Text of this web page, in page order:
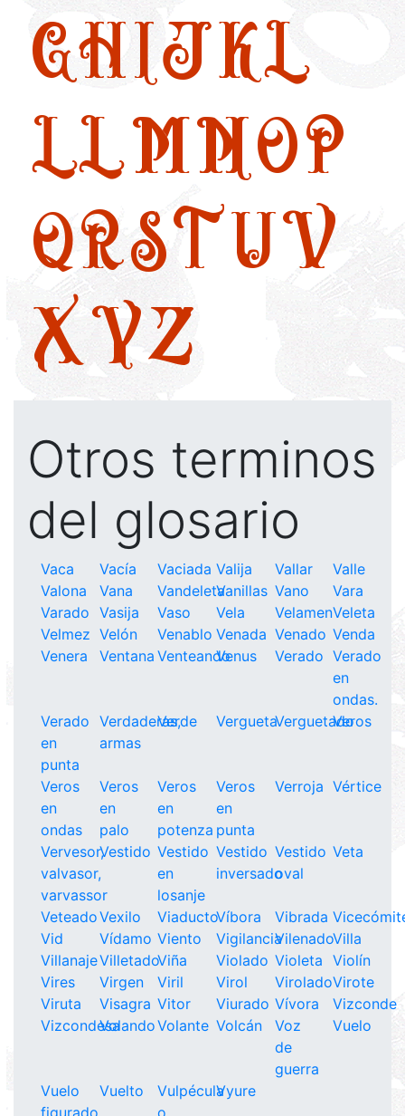
GHIJKL
LLMNOP
QRSTUV
XYZ
Otros terminos
del glosario
Vaca Vacía Vaciada Valija Vallar
Valle
Valona
Vana VandeletaVanillas Vano
Vara
Varado Vasija Vaso Vela VelamenVeleta
Velmez Velón Venablo Venada Venado Venda
Venera
Ventana VenteandoVenus Verado Verado
en
ondas.
Verado
en
punta
Verdaderas,
armas
Verde VerguetaVerguetadoVeros
Veros
en
ondas
Veros
en
palo
Veros
en
potenza
Veros
en
punta
Verroja Vértice
Vervesor,
valvasor,
varvassor
Vestido Vestido
en
losanje
Vestido
inversado
Vestido
oval
Veta
VeteadoVexilo ViaductoVíbora Vibrada
Vid
Vídamo Viento VigilanciaVilenadoVilla
VillanajeVilletadoViña Violado Violeta
Violín
Vires
Virgen Viril Virol ViroladoVirote
Viruta
Visagra Vitor Viurado Vívora
Vizconde
VizcondesaVolandoVolante Volcán
Voz
de
guerra
Vuelo
Vuelo
figurado
Vuelto
Vulpécula
o
Vyure